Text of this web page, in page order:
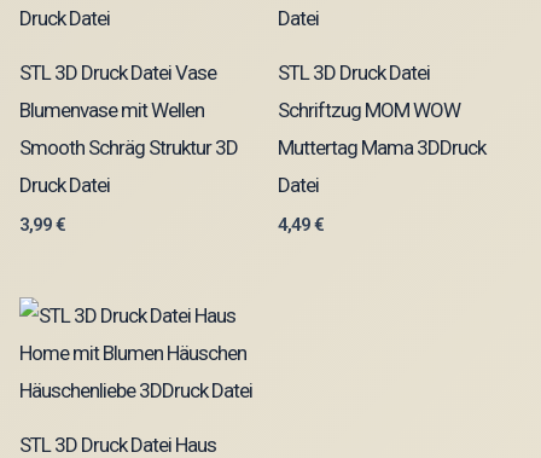
STL 3D Druck Datei Vase
Blumenvase mit Wellen
Smooth Schräg Struktur 3D
Druck Datei
3,99€
STL 3D Druck Datei
Schriftzug MOM WOW
Muttertag Mama 3DDruck
Datei
4,49€
STL 3D Druck Datei Haus